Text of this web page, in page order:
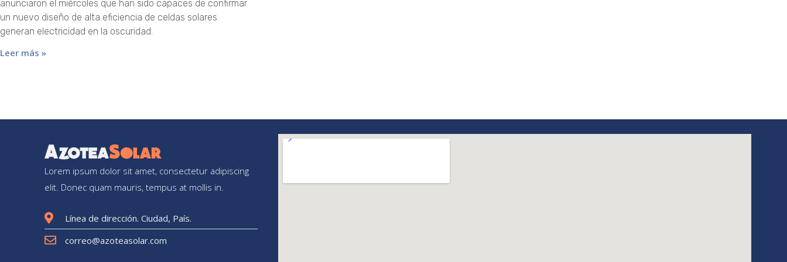
anunciaron el miércoles que han sido capaces de confirmar
un nuevo diseño de alta eficiencia de celdas solares
generan electricidad en la oscuridad.
Leer más »
Lorem ipsum dolor sit amet, consectetur adipiscing
elit. Donec quam mauris, tempus at mollis in.
Línea de dirección. Ciudad, País.
correo@azoteasolar.com